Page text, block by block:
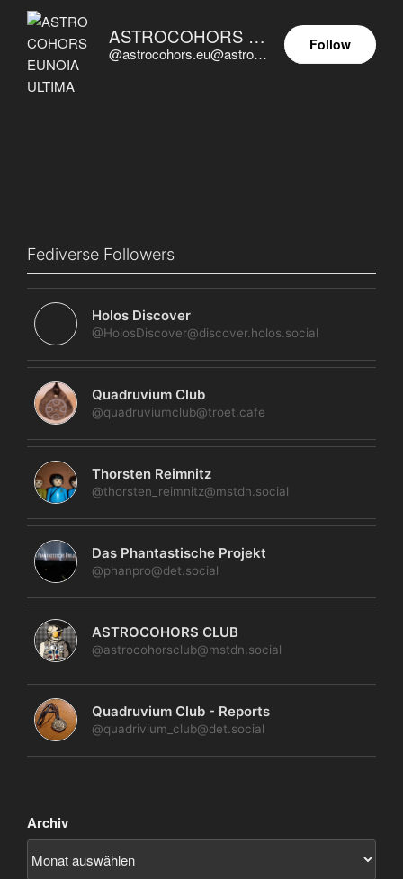
ASTROCOHORS EUNOIA ULTIMA
@astrocohors.eu@astrocohors.eu
Follow
Fediverse Followers
Holos Discover
@HolosDiscover@discover.holos.social
Quadruvium Club
@quadruviumclub@troet.cafe
Thorsten Reimnitz
@thorsten_reimnitz@mstdn.social
Das Phantastische Projekt
@phanpro@det.social
ASTROCOHORS CLUB
@astrocohorsclub@mstdn.social
Quadruvium Club - Reports
@quadrivium_club@det.social
Archiv